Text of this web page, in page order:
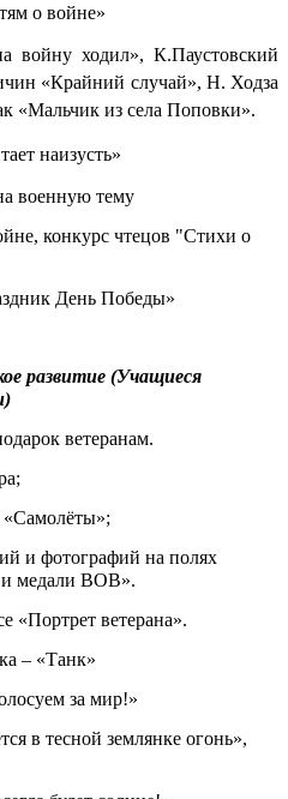
о войне»
ходил», К.Паустовский
«Крайний случай», Н. Ходза
«Мальчик из села Поповки».
наизусть»
военную тему
конкурс чтецов "Стихи о
День Победы»
развитие (Учащиеся
ветеранам.
и фотографий на полях
и медали ВОВ».
«Портрет ветерана».
– «Танк»
за мир!»
в тесной землянке огонь»,